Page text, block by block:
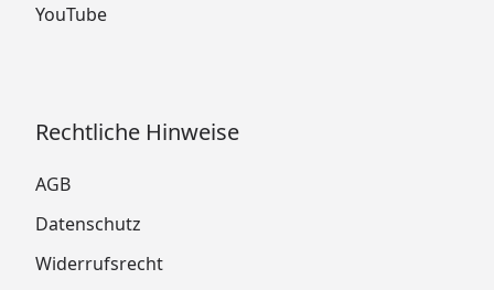
YouTube
Rechtliche Hinweise
AGB
Datenschutz
Widerrufsrecht